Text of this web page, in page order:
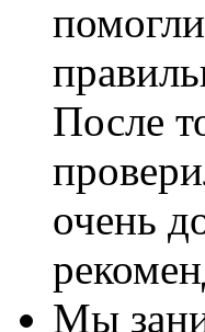
После
очень
Мы